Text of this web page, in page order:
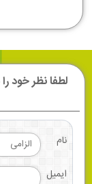
لطفا نظر خود
نام
ایمیل